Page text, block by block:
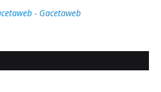
- Gacetaweb